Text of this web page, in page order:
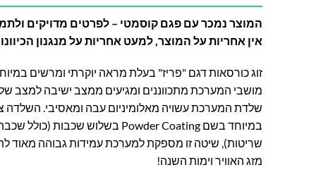
המוצר נמכר עם פגם קוסמטי – לפרטים מדויקים
אין אחריות על המוצר, למעט אחריות על מנגנון
זוג כורסאות דגם "פריז" בעלת מראה יוקרתי ומרשים
מושבי המערכת מתכווננים ומגיעים ממצב ישיבה למצב
שלדת המערכת עשויה מאלומיניום עבה ומאסיבי.
שריטות), שיטה זו מספקת למערכת עמידות גבוהה מאוד
מזג האוויר וימות השנה!